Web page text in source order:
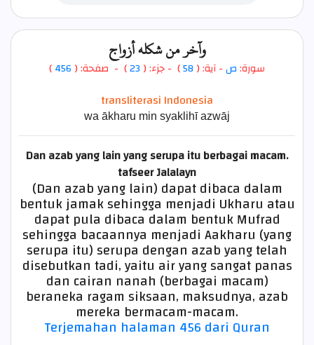
وآخر من شكله أزواج
سورة:ص- آية: ( 58
) - جزء: (23) - صفحة: (456
)
transliterasi Indonesia
wa ākharu min syaklihī azwāj
Dan azab yang lain yang serupa itu berbagai macam.
tafseer Jalalayn
(Dan azab yang lain) dapat dibaca dalam
bentuk jamak sehingga menjadi Ukharu atau
dapat pula dibaca dalam bentuk Mufrad
sehingga bacaannya menjadi Aakharu (yang
serupa itu) serupa dengan azab yang telah
disebutkan tadi, yaitu air yang sangat panas
dan cairan nanah (berbagai macam)
beraneka ragam siksaan, maksudnya, azab
mereka bermacam-macam.
Terjemahan halaman 456 dari Quran